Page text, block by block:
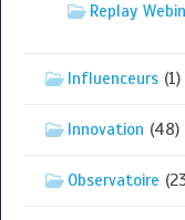
Replay
Influenceurs (1)
Innovation (48)
Observatoire